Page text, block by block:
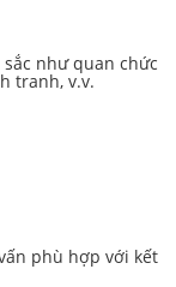
như quan chức
tranh, v.v.
phù hợp với kết